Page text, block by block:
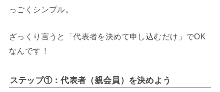
っごくシンプル。
ざっくり言うと「代表者を決めて申し込むだけ」でOK
なんです！
ステップ①：代表者（親会員）を決めよう